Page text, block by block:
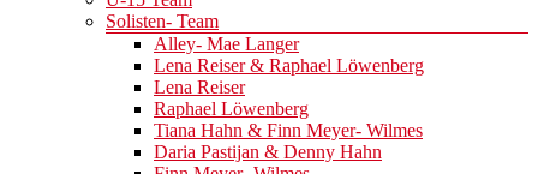
Solisten- Team
Alley- Mae Langer
Lena Reiser & Raphael Löwenberg
Lena Reiser
Raphael Löwenberg
Tiana Hahn & Finn Meyer- Wilmes
Daria Pastijan & Denny Hahn